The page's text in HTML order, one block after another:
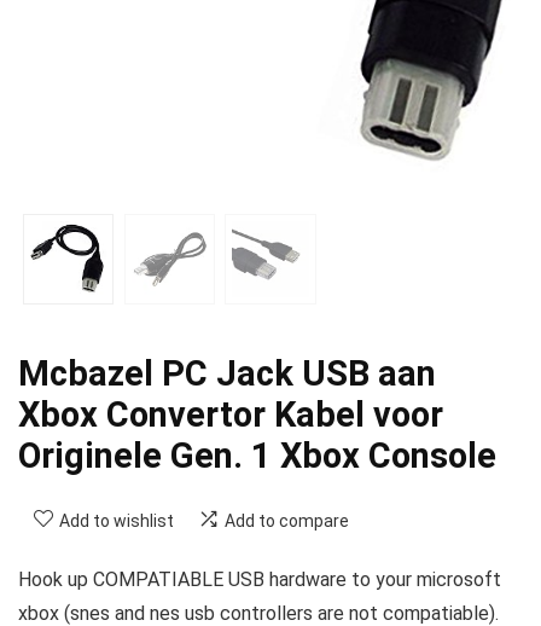
Mcbazel PC Jack USB aan
Xbox Convertor Kabel voor
Originele Gen. 1 Xbox Console
Add to wishlist Add to compare
Hook up COMPATIABLE USB hardware to your microsoft
xbox (snes and nes usb controllers are not compatiable).